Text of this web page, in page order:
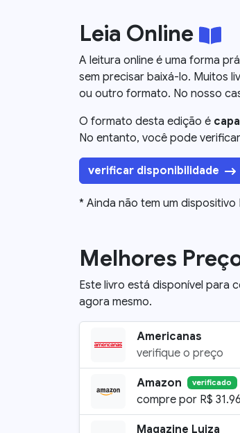
Leia Online
A leitura online é uma forma
sem precisar baixá-lo. Muitos
ou outro formato. No nosso
O formato desta edição é
No entanto, você pode
verificar disponibilidade
* Ainda não tem um dispositivo
Melhores
Este livro está disponível para
agora mesmo.
Americanas
verifique o preço
Amazon verificado
compre por R$ 31.96
Magazine Luiza